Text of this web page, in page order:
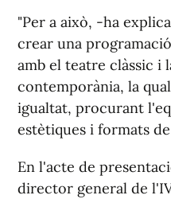
"Per a això, -ha
crear una
amb el teatre clàssic i
contemporània, la
igualtat, procurant
estètiques i formats
En l'acte de
director general de